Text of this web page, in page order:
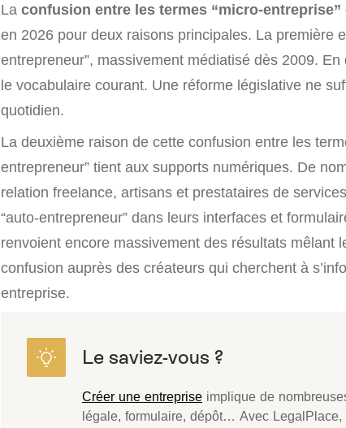
La confusion entre les termes “micro-entreprise”
en 2026 pour deux raisons principales. La première
entrepreneur”, massivement médiatisé dès 2009.
le vocabulaire courant. Une réforme législative ne
quotidien.
La deuxième raison de cette confusion entre les
entrepreneur” tient aux supports numériques. De
relation freelance, artisans et prestataires de
“auto-entrepreneur” dans leurs interfaces et
renvoient encore massivement des résultats mêlant
confusion auprès des créateurs qui cherchent à
entreprise.
Créer une entreprise implique de
légale, formulaire, dépôt… Avec